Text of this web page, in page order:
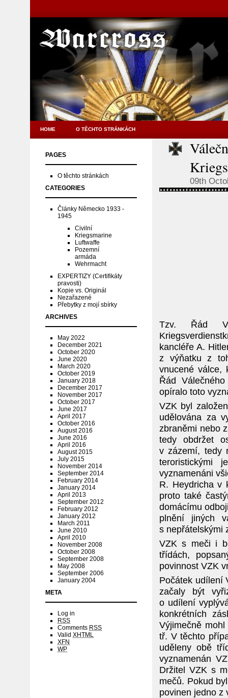
HOME O TĚCHTO STRÁNKÁCH
PAGES
O těchto stránkách
CATEGORIES
Články Německo 1933 -
1945
Civilní
Kriegsmarine
Luftwaffe
Pozemní
armáda
Wehrmacht
EXPERTIZY (Certifikáty
pravosti)
Kopie vs. Originál
Nezařazené
Přebytky z mojí sbírky
ARCHIVES
May 2022
December 2021
October 2020
June 2020
March 2020
October 2019
January 2018
December 2017
November 2017
October 2017
June 2017
April 2017
October 2016
August 2016
June 2016
April 2016
August 2015
July 2015
November 2014
September 2014
February 2014
January 2014
April 2013
September 2012
February 2012
January 2012
March 2011
June 2010
April 2010
November 2008
October 2008
September 2008
May 2008
September 2006
January 2004
META
Log in
RSS
Comments RSS
Valid XHTML
XFN
WP
09th
Tzv. Řád
kancléře A.
z výňatku z
vnucené válce,
Řád
opíralo toto
VZK byl
udělována za
zbraněmi nebo
tedy obdržet
v zázemí, tedy
teroristickými
vyznamenáni
R. Heydricha v
proto také
domácímu
plnění jiných
s nepřátelskými
VZK s meči i
třídách,
povinnost VZK
Počátek udílení
začaly být
o udílení
konkrétních
Výjimečně
tř. V těchto
uděleny obě
vyznamenán
Držitel VZK s
mečů. Pokud
povinen jedno z